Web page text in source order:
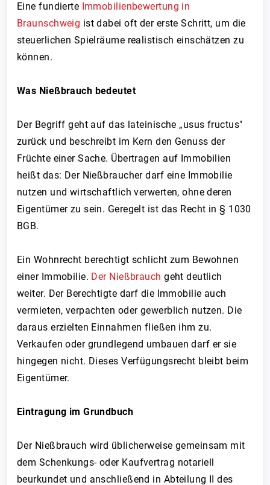
Eine fundierte Immobilienbewertung in
Braunschweig ist dabei oft der erste Schritt, um die
steuerlichen Spielräume realistisch einschätzen zu
können.
Was Nießbrauch bedeutet
Der Begriff geht auf das lateinische „usus fructus"
zurück und beschreibt im Kern den Genuss der
Früchte einer Sache. Übertragen auf Immobilien
heißt das: Der Nießbraucher darf eine Immobilie
nutzen und wirtschaftlich verwerten, ohne deren
Eigentümer zu sein. Geregelt ist das Recht in § 1030
BGB.
Ein Wohnrecht berechtigt schlicht zum Bewohnen
einer Immobilie. Der Nießbrauch geht deutlich
weiter. Der Berechtigte darf die Immobilie auch
vermieten, verpachten oder gewerblich nutzen. Die
daraus erzielten Einnahmen fließen ihm zu.
Verkaufen oder grundlegend umbauen darf er sie
hingegen nicht. Dieses Verfügungsrecht bleibt beim
Eigentümer.
Eintragung im Grundbuch
Der Nießbrauch wird üblicherweise gemeinsam mit
dem Schenkungs- oder Kaufvertrag notariell
beurkundet und anschließend in Abteilung II des